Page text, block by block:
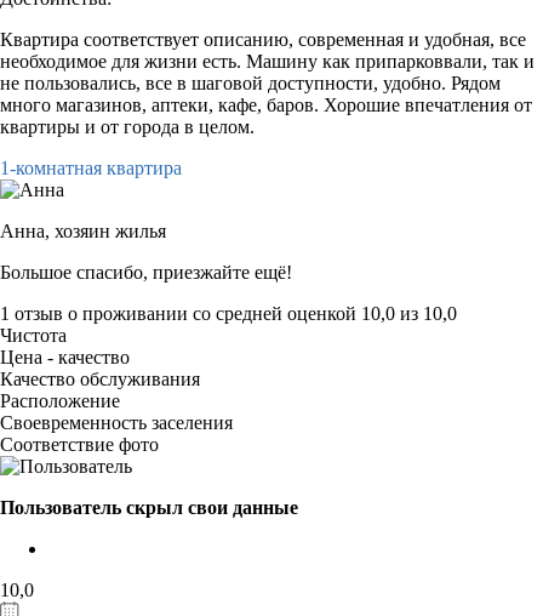
Квартира соответствует описанию, современная и удобная, все
необходимое для жизни есть. Машину как припарковвали, так и
не пользовались, все в шаговой доступности, удобно. Рядом
много магазинов, аптеки, кафе, баров. Хорошие впечатления от
квартиры и от города в целом.
1-комнатная квартира
Анна, хозяин жилья
Большое спасибо, приезжайте ещё!
1 отзыв о проживании со средней оценкой 10,0 из 10,0
Чистота
Цена - качество
Качество обслуживания
Расположение
Своевременность заселения
Соответствие фото
Пользователь скрыл свои данные
10,0